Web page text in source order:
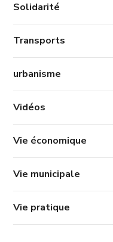
Solidarité
Transports
urbanisme
Vidéos
Vie économique
Vie municipale
Vie pratique